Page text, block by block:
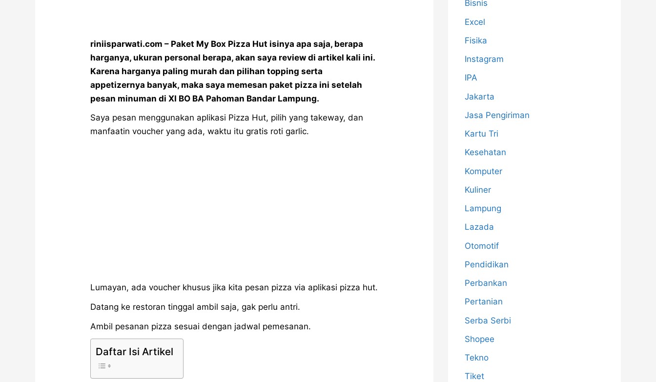
riniisparwati.com – Paket My Box Pizza Hut isinya apa saja, berapa
harganya, ukuran personal berapa, akan saya review di artikel kali ini.
Karena harganya paling murah dan pilihan topping serta
appetizernya banyak, maka saya memesan paket pizza ini setelah
pesan minuman di XI BO BA Pahoman Bandar Lampung.
Saya pesan menggunakan aplikasi Pizza Hut, pilih yang takeway, dan
manfaatin voucher yang ada, waktu itu gratis roti garlic.
Lumayan, ada voucher khusus jika kita pesan pizza via aplikasi pizza hut.
Datang ke restoran tinggal ambil saja, gak perlu antri.
Ambil pesanan pizza sesuai dengan jadwal pemesanan.
Daftar Isi Artikel
Bisnis
Excel
Fisika
Instagram
IPA
Jakarta
Jasa Pengiriman
Kartu Tri
Kesehatan
Komputer
Kuliner
Lampung
Lazada
Otomotif
Pendidikan
Perbankan
Pertanian
Serba Serbi
Shopee
Tekno
Tiket